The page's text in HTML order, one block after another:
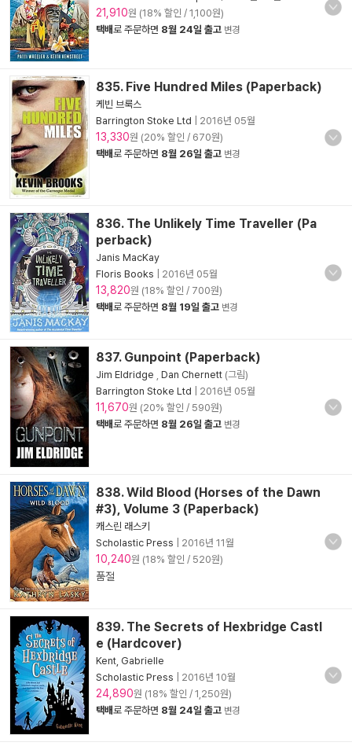
21,910원 (18% 할인 / 1,100원)
택배로 주문하면 8월 24일 출고 변경
835. Five Hundred Miles (Paperback)
케빈 브룩스
Barrington Stoke Ltd
2016년 05월
13,330원 (20% 할인 / 670원)
택배로 주문하면 8월 26일 출고 변경
836. The Unlikely Time Traveller (Pa
perback)
Janis MacKay
Floris Books
2016년 05월
13,820원 (18% 할인 / 700원)
택배로 주문하면 8월 19일 출고 변경
837. Gunpoint (Paperback)
Jim Eldridge Dan Chernett (그림)
Barrington Stoke Ltd
2016년 05월
11,670원 (20% 할인 / 590원)
택배로 주문하면 8월 26일 출고 변경
838. Wild Blood (Horses of the Dawn
#3), Volume 3 (Paperback)
캐스린 래스키
Scholastic Press
2016년 11월
10,240원 (18% 할인 / 520원)
품절
839. The Secrets of Hexbridge Castl
e (Hardcover)
Kent, Gabrielle
Scholastic Press
2016년 10월
24,890원 (18% 할인 / 1,250원)
택배로 주문하면 8월 24일 출고 변경